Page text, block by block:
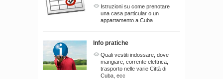
Istruzioni su come prenotare
una casa particular o un
appartamento a Cuba
Info pratiche
Quali vestiti indossare, dove
mangiare, corrente elettrica,
trasporto nelle varie Città di
Cuba, ecc